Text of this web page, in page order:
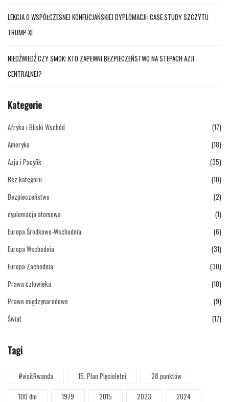
LEKCJA O WSPÓŁCZESNEJ KONFUCJAŃSKIEJ DYPLOMACJI: CASE STUDY SZCZYTU
TRUMP-XI
NIEDŹWIEDŹ CZY SMOK: KTO ZAPEWNI BEZPIECZEŃSTWO NA STEPACH AZJI
CENTRALNEJ?
Kategorie
Afryka i Bliski Wschód
(17)
Ameryka
(18)
Azja i Pacyfik
(35)
Bez kategorii
(10)
Bezpieczeństwo
(2)
dyplomacja atomowa
(1)
Europa Środkowo-Wschodnia
(6)
Europa Wschodnia
(31)
Europa Zachodnia
(30)
Prawa człowieka
(10)
Prawo międzynarodowe
(9)
Świat
(17)
Tagi
#visitRwanda 15. Plan Pięcioletni
28 punktów
100 dni
1979 2015 2023
2024